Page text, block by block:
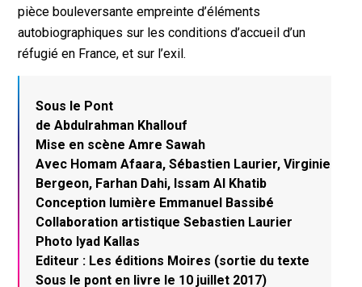
pièce bouleversante empreinte d’éléments
autobiographiques sur les conditions d’accueil d’un
réfugié en France, et sur l’exil.
Sous le Pont
de Abdulrahman Khallouf
Mise en scène Amre Sawah
Avec Homam Afaara, Sébastien Laurier, Virginie
Bergeon, Farhan Dahi, Issam Al Khatib
Conception lumière Emmanuel Bassibé
Collaboration artistique Sebastien Laurier
Photo Iyad Kallas
Editeur : Les éditions Moires (sortie du texte
Sous le pont en livre le 10 juillet 2017)